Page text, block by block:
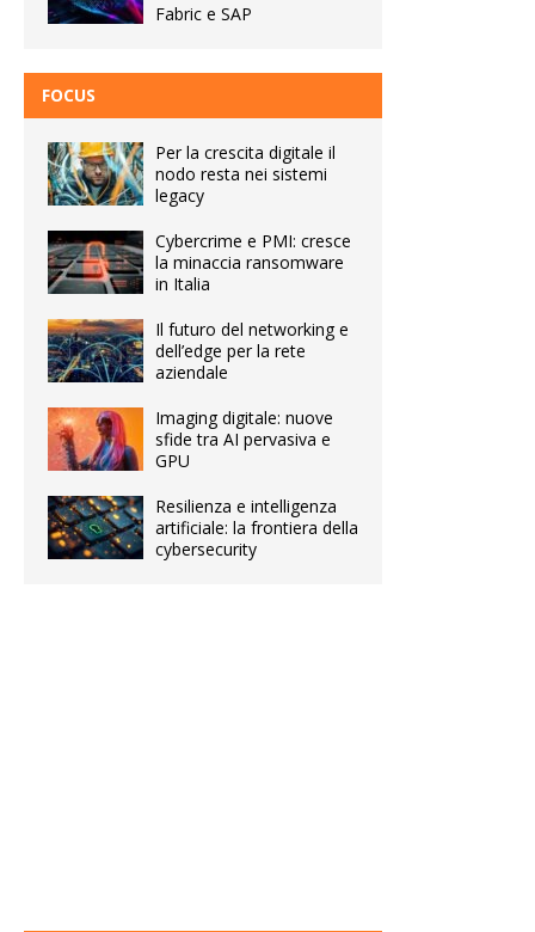
Fabric e SAP
FOCUS
Per la crescita digitale il
nodo resta nei sistemi
legacy
Cybercrime e PMI: cresce
la minaccia ransomware
in Italia
Il futuro del networking e
dell’edge per la rete
aziendale
Imaging digitale: nuove
sfide tra AI pervasiva e
GPU
Resilienza e intelligenza
artificiale: la frontiera della
cybersecurity